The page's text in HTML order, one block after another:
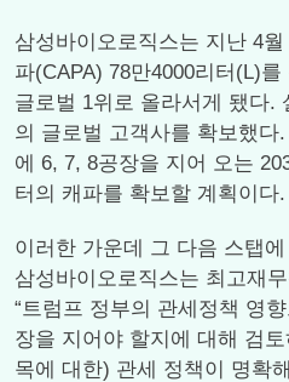
삼성바이오로직스는 지난 4
파(CAPA) 78만4000리터(L)
글로벌 1위로 올라서게 됐다.
의 글로벌 고객사를 확보했다
에 6, 7, 8공장을 지어 오는
터의 캐파를 확보할 계획이다.
이러한 가운데 그 다음 스탭
삼성바이오로직스는 최고재
“트럼프 정부의 관세정책 영
장을 지어야 할지에 대해 검
목에 대한) 관세 정책이 명확